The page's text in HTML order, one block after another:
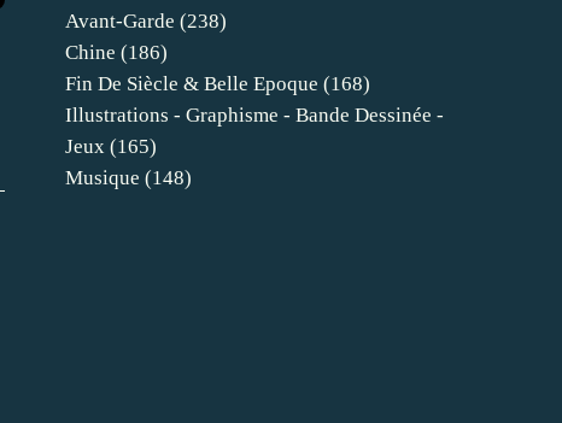
Avant-Garde (238)
Chine (186)
Fin De Siècle & Belle Epoque (168)
Illustrations - Graphisme - Bande Dessinée -
Jeux (165)
Musique (148)